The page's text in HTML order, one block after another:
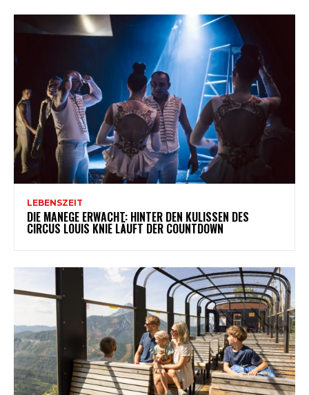
LEBENSZEIT
DIE MANEGE ERWACHT: HINTER DEN KULISSEN DES
CIRCUS LOUIS KNIE LÄUFT DER COUNTDOWN